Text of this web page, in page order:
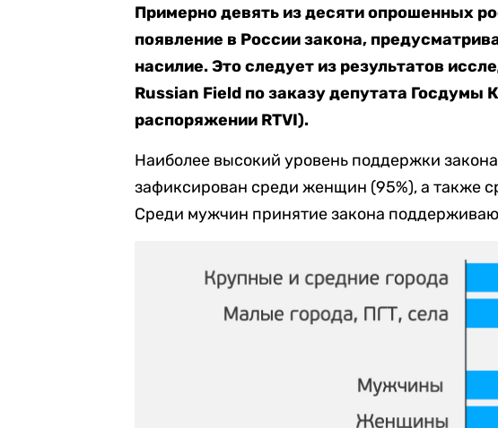
Примерно девять из десяти опрошенных
появление в России закона,
насилие. Это следует из результатов
Russian Field по заказу депутата Госдумы
распоряжении RTVI).
Наиболее высокий уровень поддержки
зафиксирован среди женщин (95%), а также
Среди мужчин принятие закона